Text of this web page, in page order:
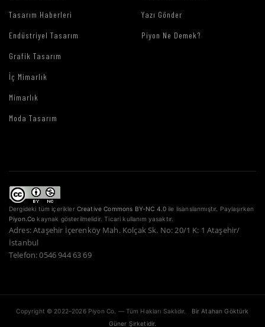
Tasarım Haberleri
Endüstriyel Tasarım
Grafik Tasarım
İç Mimarlık
Mimarlık
Moda Tasarım
Yazı Gönder
Piyon Ne Demek?
Dergideki tüm içerikler Creative Commons BY-NC 4.0 ile lisanslanmıştır. Paylaşırken
Piyon.Co kaynak gösterilmelidir. Ticari kullanım yasaktır.
Adres: Ataşehir İçerenköy Mah. Kolçak Sk. No: 20/1 K: 1 Ataşehir/
İstanbul
Telefon: 0546 944 63 69
Copyright © 2022–2026 Piyon Co. — Tüm Hakları Saklıdır.
Bir Atahan Göktürk
Güner Şirketidir.